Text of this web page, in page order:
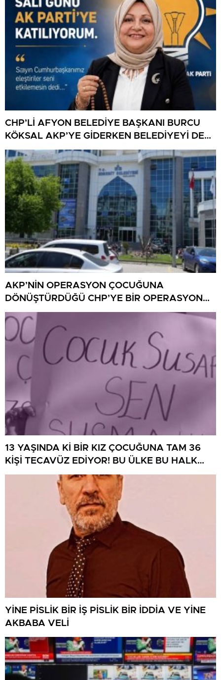
CHP’Lİ AFYON BELEDİYE BAŞKANI BURCU
KÖKSAL AKP’YE GİDERKEN BELEDİYEYİ DE
GÖTÜRÜYOR!
AKP’NİN OPERASYON ÇOCUĞUNA
DÖNÜŞTÜRDÜĞÜ CHP’YE BİR OPERASYON
DAHA!
13 YAŞINDA Kİ BİR KIZ ÇOCUĞUNA TAM 36
KİŞİ TECAVÜZ EDİYOR! BU ÜLKE BU HALK
NEREYE SAVRULDU NASIL SAVRULDU!
YİNE PİSLİK BİR İŞ PİSLİK BİR İDDİA VE YİNE
AKBABA VELİ